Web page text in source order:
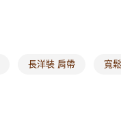
長洋裝 肩帶 寬